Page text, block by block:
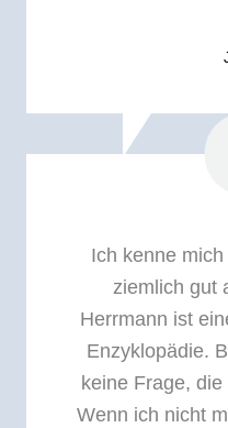
Ich kenne
ziemlich gut
Herrmann ist
Enzyklopädie.
keine Frage,
Wenn ich nicht